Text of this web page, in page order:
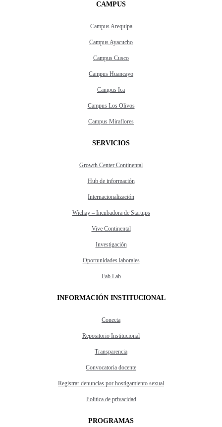
CAMPUS
Campus Arequipa
Campus Ayacucho
Campus Cusco
Campus Huancayo
Campus Ica
Campus Los Olivos
Campus Miraflores
SERVICIOS
Growth Center Continental
Hub de información
Internacionalización
Wichay – Incubadora de Startups
Vive Continental
Investigación
Oportunidades laborales
Fab Lab
INFORMACIÓN INSTITUCIONAL
Conecta
Repositorio Institucional
Transparencia
Convocatoria docente
Registrar denuncias por hostigamiento sexual
Política de privacidad
PROGRAMAS